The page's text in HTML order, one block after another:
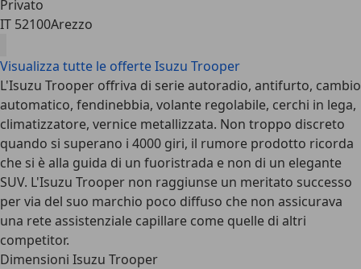
Privato
IT 52100Arezzo
Visualizza tutte le offerte Isuzu Trooper
L'Isuzu Trooper offriva di serie autoradio, antifurto, cambio
automatico, fendinebbia, volante regolabile, cerchi in lega,
climatizzatore, vernice metallizzata. Non troppo discreto
quando si superano i 4000 giri, il rumore prodotto ricorda
che si è alla guida di un fuoristrada e non di un elegante
SUV. L'Isuzu Trooper non raggiunse un meritato successo
per via del suo marchio poco diffuso che non assicurava
una rete assistenziale capillare come quelle di altri
competitor.
Dimensioni Isuzu Trooper